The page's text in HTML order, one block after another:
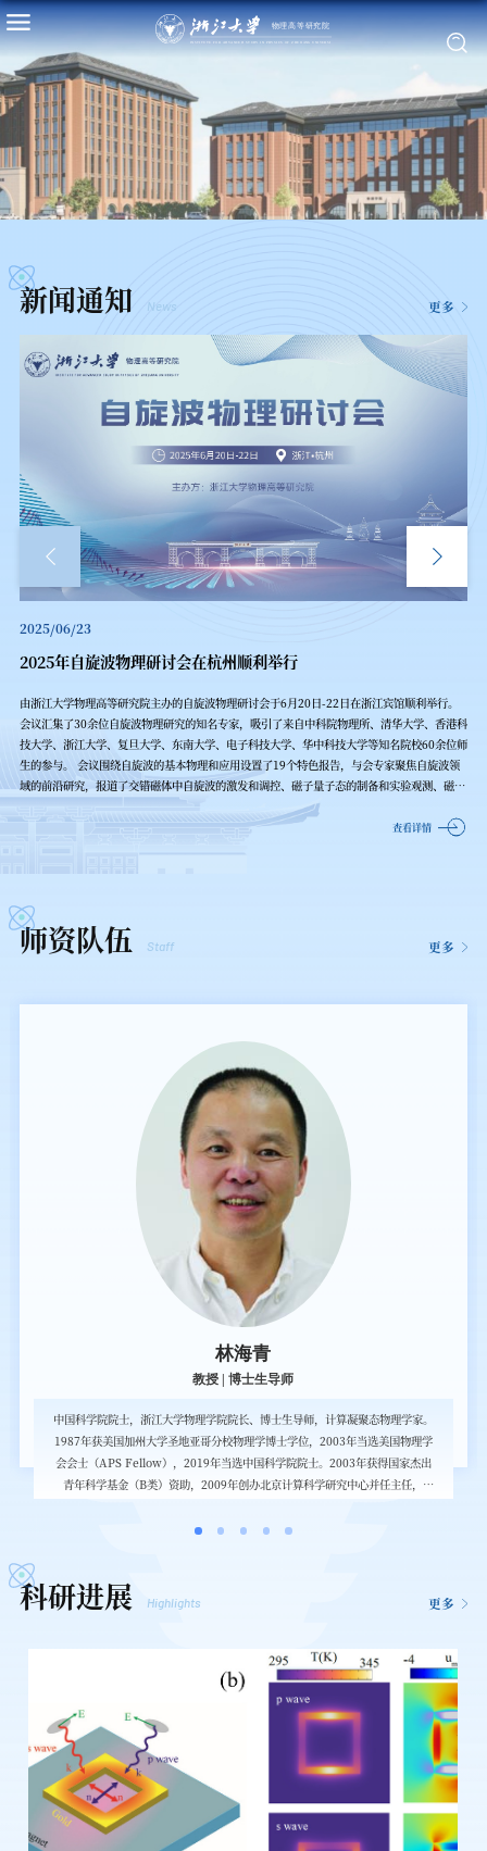
新闻通知 News 更多
文
2025/06/23
2025年自旋波物理研讨会在杭州顺利举行
由浙江大学物理高等研究院主办的自旋波物理研讨会于6月20日-22日在浙江宾馆顺利举行。
会议汇集了30余位自旋波物理研究的知名专家，吸引了来自中科院物理所、清华大学、香港科
技大学、浙江大学、复旦大学、东南大学、电子科技大学、华中科技大学等知名院校60余位师
生的参与。 会议围绕自旋波的基本物理和应用设置了19个特色报告，与会专家聚焦自旋波领
域的前沿研究，报道了交错磁体中自旋波的激发和调控、磁子量子态的制备和实验观测、磁子
与光子、声子、表面等离激元的耦合带来的新现象和新物理、自旋的耗散和拓扑、自旋波器件
的设计思路、磁性多层膜中自旋波的输运等方面研究的最新成果，吸引了参会师生的广泛兴趣
查看详情
学
师
师资队伍 Staff 更多
林海青
​教授 | 博士生导师
中国科学院院士，浙江大学物理学院院长、博士生导师，计算凝聚态物理学家。
1987年获美国加州大学圣地亚哥分校物理学博士学位，2003年当选美国物理学
会会士（APS Fellow），2019年当选中国科学院院士。2003年获得国家杰出
青年科学基金（B类）资助，2009年创办北京计算科学研究中心并任主任，
科研进展 Highlights 更多